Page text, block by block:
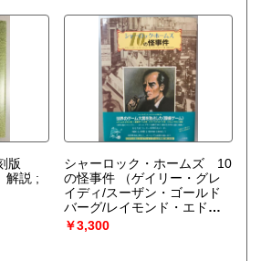
版
解説 ;
シャーロック・ホームズ 10
の怪事件
（ゲイリー・グレ
イディ/スーザン・ゴールド
バーグ/レイモンド・エドワ
ーズ著 ; 各務三郎 訳）
￥3,300